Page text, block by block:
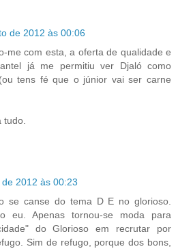
de 2012 às 00:06
me com esta, a oferta de qualidade e
já me permitiu ver Djaló como
tens fé que o júnior vai ser carne
tudo.
2012 às 00:23
se canse do tema D E no glorioso.
eu. Apenas tornou-se moda para
do Glorioso em recrutar por
Sim de refugo, porque dos bons,